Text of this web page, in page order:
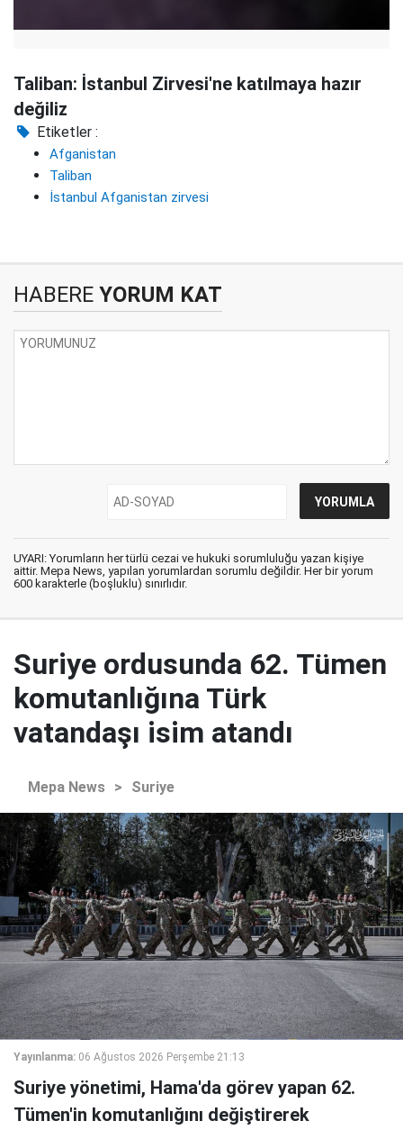
Taliban: İstanbul Zirvesi'ne katılmaya hazır
değiliz
Etiketler :
Afganistan
Taliban
İstanbul Afganistan zirvesi
HABERE YORUM KAT
UYARI: Yorumların her türlü cezai ve hukuki sorumluluğu yazan kişiye
aittir. Mepa News, yapılan yorumlardan sorumlu değildir. Her bir yorum
600 karakterle (boşluklu) sınırlıdır.
Suriye ordusunda 62. Tümen
komutanlığına Türk
vatandaşı isim atandı
Mepa News > Suriye
Yayınlanma: 06 Ağustos 2026 Perşembe 21:13
Suriye yönetimi, Hama'da görev yapan 62.
Tümen'in komutanlığını değiştirerek